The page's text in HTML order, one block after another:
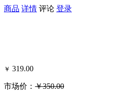
商品 详情 评论 登录
￥ 319.00
市场价： ￥350.00